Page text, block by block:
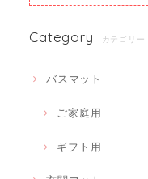
Category カテゴリー
バスマット
ご家庭用
ギフト用